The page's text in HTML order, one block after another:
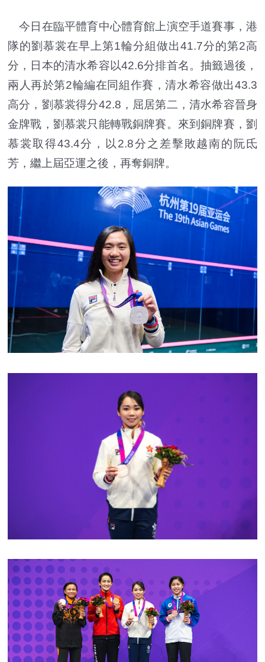
今日在臨平體育中心體育館上演空手道賽事，港
隊的劉慕裳在早上第1輪分組做出41.7分的第2高
分，日本的清水希容以42.6分排首名。抽籤過後，
兩人再於第2輪編在同組作賽，清水希容做出43.3
高分，劉慕裳得分42.8，屈居第二，清水希容晉身
金牌戰，劉慕裳只能轉戰銅牌賽。來到銅牌賽，劉
慕裳取得43.4分，以2.8分之差擊敗越南的阮氐
芳，繼上屆亞運之後，再奪銅牌。